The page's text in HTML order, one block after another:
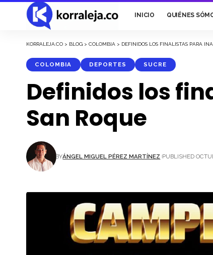
INICIO QUIÉNES
KORRALEJA.CO > BLOG > COLOMBIA > DEFINIDOS LOS FINALISTAS PARA
COLOMBIA DEPORTES SUCRE
Definidos los
San Roque
BYÁNGEL MIGUEL PÉREZ MARTÍNEZ PUBLISHED